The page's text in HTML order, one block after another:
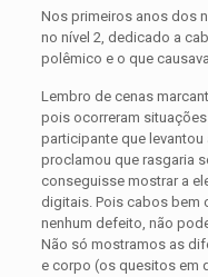
Nos primeiros anos dos
no nível 2, dedicado a
polêmico e o que
Lembro de cenas
pois ocorreram
participante que
proclamou que rasgaria
conseguisse mostrar a
digitais. Pois cabos bem
nenhum defeito, não
Não só mostramos as
e corpo (os quesitos em